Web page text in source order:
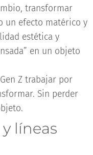
transformar
un efecto matérico y
estética y
en un objeto
Z trabajar por
Sin perder
líneas